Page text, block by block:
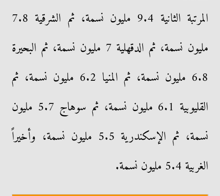
المرتبة الثانية 9.4 مليون نسمة، ثم الشرقية 7.8
مليون نسمة، ثم الدقهلية 7 مليون نسمة، ثم البحيرة
6.8 مليون نسمة، ثم المنيا 6.2 مليون نسمة، ثم
القليوبية 6.1 مليون نسمة، ثم سوهاج 5.7 مليون
نسمة، ثم الإسكندرية 5.5 مليون نسمة، وأخيراً
الغربية 5.4 مليون نسمة.